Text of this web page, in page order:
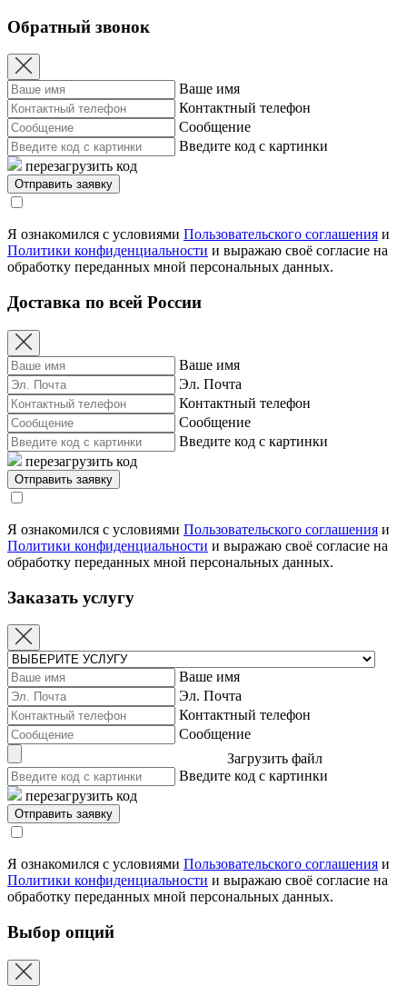
Обратный звонок
Ваше имя
Контактный телефон
Сообщение
Введите код с картинки
перезагрузить код
Я ознакомился с условиями Пользовательского соглашения и
Политики конфиденциальности и выражаю своё согласие на
обработку переданных мной персональных данных.
Доставка по всей России
Ваше имя
Эл. Почта
Контактный телефон
Сообщение
Введите код с картинки
перезагрузить код
Я ознакомился с условиями Пользовательского соглашения и
Политики конфиденциальности и выражаю своё согласие на
обработку переданных мной персональных данных.
Заказать услугу
Ваше имя
Эл. Почта
Контактный телефон
Сообщение
Загрузить файл
Введите код с картинки
перезагрузить код
Я ознакомился с условиями Пользовательского соглашения и
Политики конфиденциальности и выражаю своё согласие на
обработку переданных мной персональных данных.
Выбор опций